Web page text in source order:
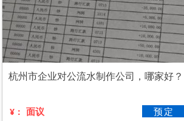
杭州市企业对公流水制作公司，哪家好？
¥： 面议 预定